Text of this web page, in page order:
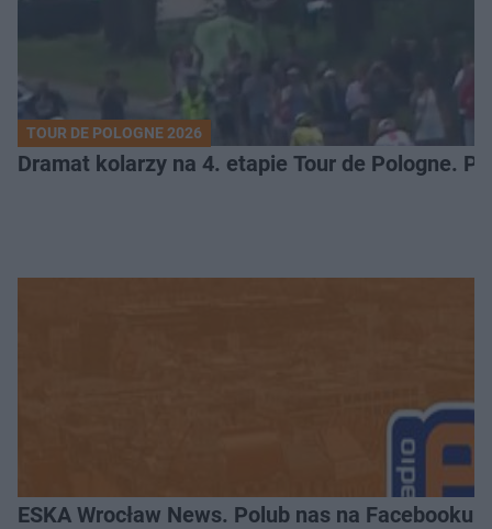
TOUR DE POLOGNE 2026
Dramat kolarzy na 4. etapie Tour de Pologne.
ESKA Wrocław News. Polub nas na Facebooku!